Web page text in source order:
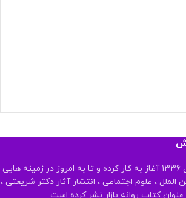
انتشارات چاپخش از سال ۱۳۳۶ آغاز به کار کرده و تا به امروز در زمینه هایی
، علوم اجتماعی ، انتشار آثار دکتر شریعتی ،